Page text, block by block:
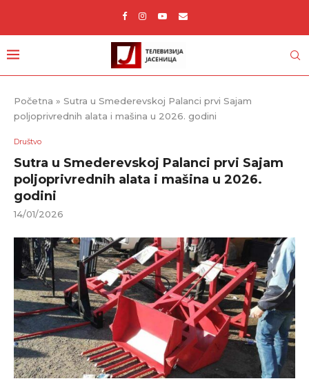
Početna » Sutra u Smederevskoj Palanci prvi Sajam
poljoprivrednih alata i mašina u 2026. godini
Društvo
Sutra u Smederevskoj Palanci prvi Sajam
poljoprivrednih alata i mašina u 2026.
godini
14/01/2026